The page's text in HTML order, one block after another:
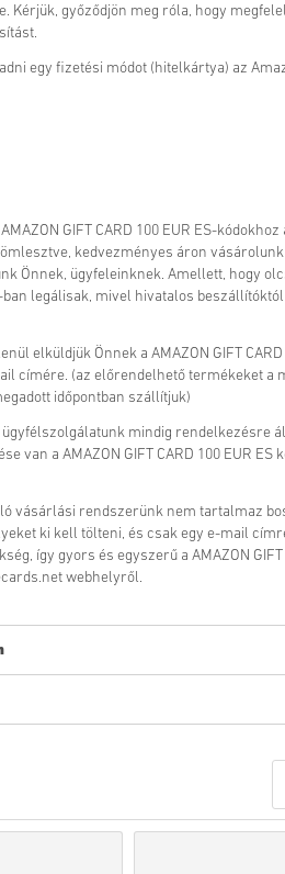
Kérjük, győződjön meg róla, hogy
egy fizetési módot (hitelkártya) az
GIFT CARD 100 EUR ES-kódokhoz
kedvezményes áron
Önnek, ügyfeleinknek. Amellett, hogy
ban legálisak, mivel hivatalos
elküldjük Önnek a AMAZON GIFT CARD
címére. (az előrendelhető termékeket a
időpontban szállítjuk)
mindig rendelkezésre
van a AMAZON GIFT CARD 100 EUR ES
vásárlási rendszerünk nem tartalmaz
ki kell tölteni, és csak egy e-mail
így gyors és egyszerű a AMAZON GIFT
webhelyről.
kódok vásárlása gyors és egyszerű: